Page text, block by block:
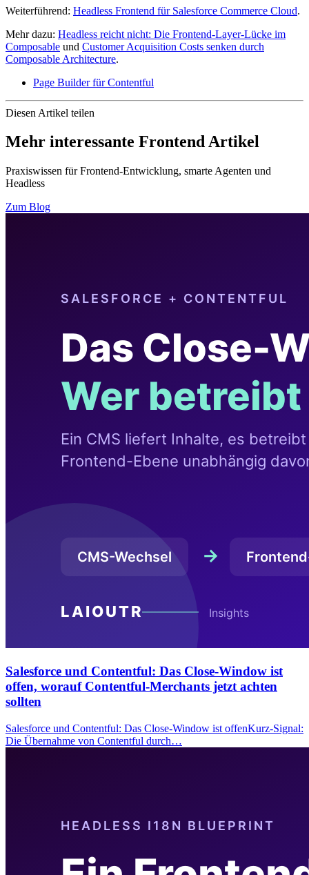
Weiterführend: Headless Frontend für Salesforce Commerce Cloud.
Mehr dazu: Headless reicht nicht: Die Frontend-Layer-Lücke im
Composable und Customer Acquisition Costs senken durch
Composable Architecture.
Page Builder für Contentful
Diesen Artikel teilen
Mehr interessante Frontend Artikel
Praxiswissen für Frontend-Entwicklung, smarte Agenten und
Headless
Zum Blog
Salesforce und Contentful: Das Close-Window ist
offen, worauf Contentful-Merchants jetzt achten
sollten
Salesforce und Contentful: Das Close-Window ist offenKurz-Signal:
Die Übernahme von Contentful durch…